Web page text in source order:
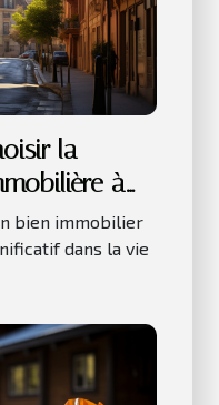
la
à
bien immobilier
dans la vie